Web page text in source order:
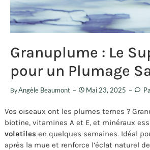
Granuplume : Le
pour un Plumage
ByAngèle Beaumont Mai 23, 2025
Vos oiseaux ont les plumes ternes ?
biotine, vitamines A et E, et minéraux
volatiles en quelques semaines. Idéal
après la mue et renforce l’éclat naturel